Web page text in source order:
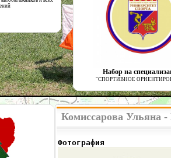
Набор на
"СПОРТИВНОЕ
Комиссарова Ульяна
Фотография